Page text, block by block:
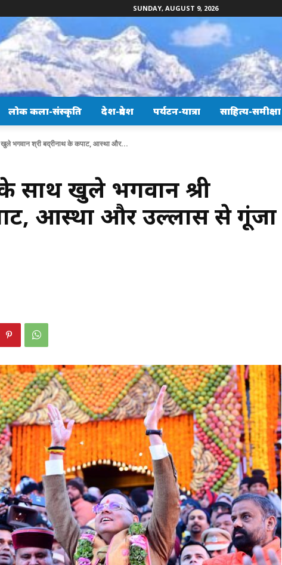
SUNDAY, AUGUST 9, 2026
लोक कला-संस्कृति देश-प्रदेश पर्यटन-यात्रा साहित्य-समीक्षा
खुले भगवान श्री बद्रीनाथ के कपाट, आस्था और...
के साथ खुले भगवान श्री
आस्था और उल्लास से गूंजा